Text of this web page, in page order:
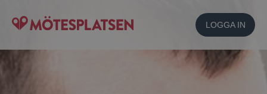
LOGGA IN